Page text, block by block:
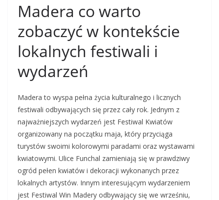
Madera co warto
zobaczyć w kontekście
lokalnych festiwali i
wydarzeń
Madera to wyspa pełna życia kulturalnego i licznych
festiwali odbywających się przez cały rok. Jednym z
najważniejszych wydarzeń jest Festiwal Kwiatów
organizowany na początku maja, który przyciąga
turystów swoimi kolorowymi paradami oraz wystawami
kwiatowymi. Ulice Funchal zamieniają się w prawdziwy
ogród pełen kwiatów i dekoracji wykonanych przez
lokalnych artystów. Innym interesującym wydarzeniem
jest Festiwal Win Madery odbywający się we wrześniu,